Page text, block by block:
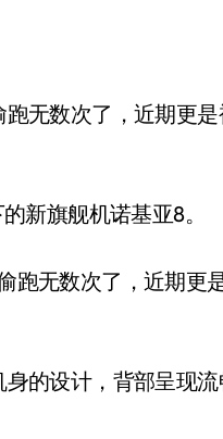
新旗舰机诺基亚8。
跑无数次了，近期更
的设计，背部呈现